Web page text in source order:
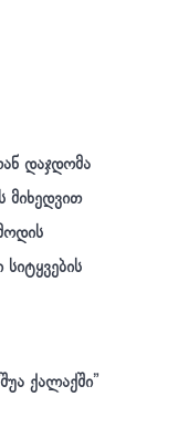
დაჯდომა
მიხედვით
ქალაქში”